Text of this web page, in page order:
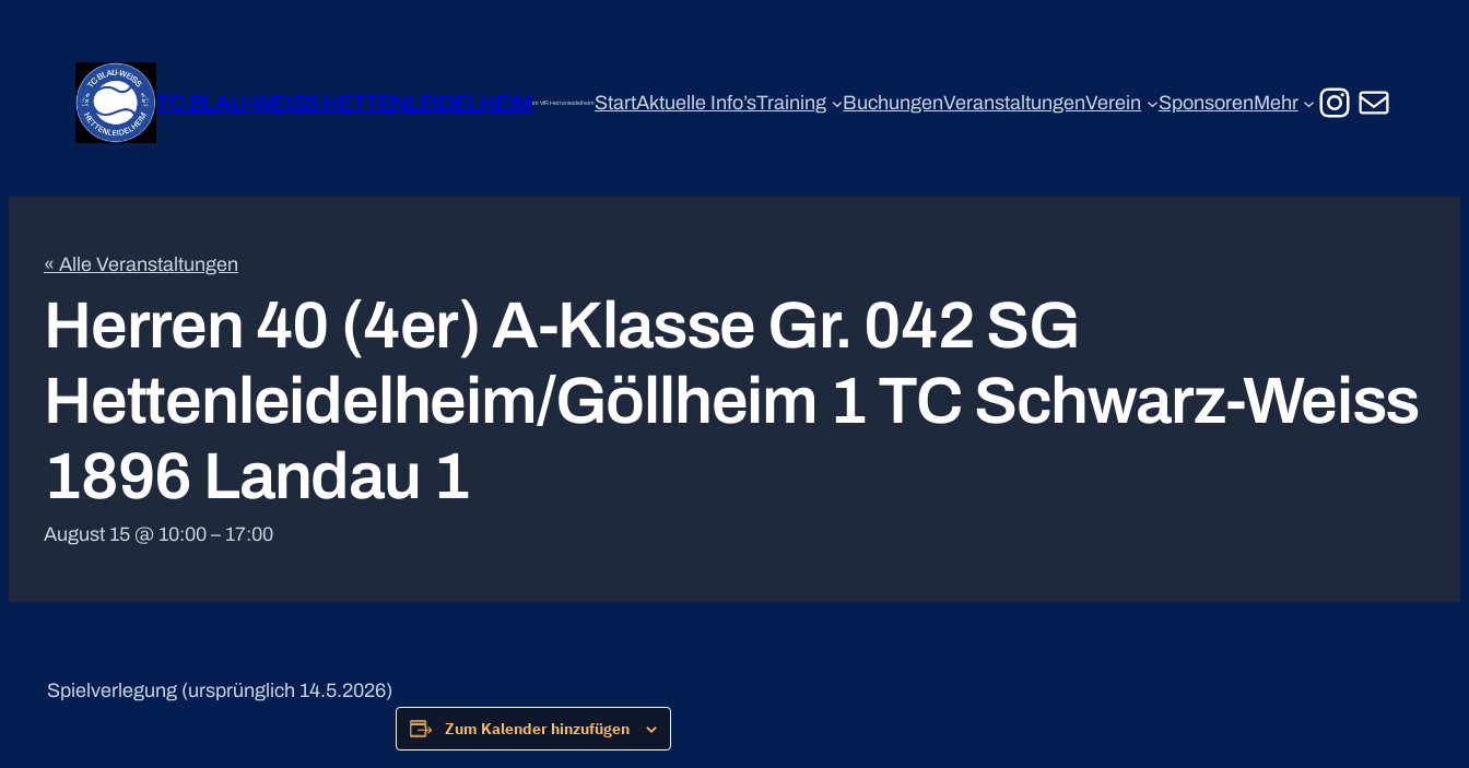
TC BLAU-WEISS HETTENLEIDELHEIMim VfR HettenleidelheimStartAktuelle Info’sTraining BuchungenVeranstaltungenVerein SponsorenMehr E-Mail
« Alle Veranstaltungen
Herren 40 (4er) A-Klasse Gr. 042 SG
Hettenleidelheim/Göllheim 1 TC Schwarz-Weiss
1896 Landau 1
August 15 @ 10:00 – 17:00
Spielverlegung (ursprünglich 14.5.2026)
Zum Kalender hinzufügen